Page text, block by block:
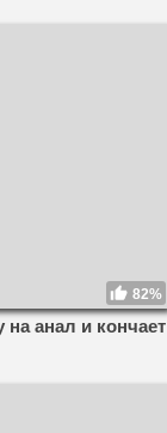
82%
анал и кончает